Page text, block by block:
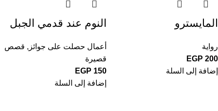
المايسترو
رواية
EGP 200
إضافة إلى السلة
النوم عند قدمي الجبل
أعمال حصلت على جوائز , قصص
قصيرة
EGP 150
إضافة إلى السلة